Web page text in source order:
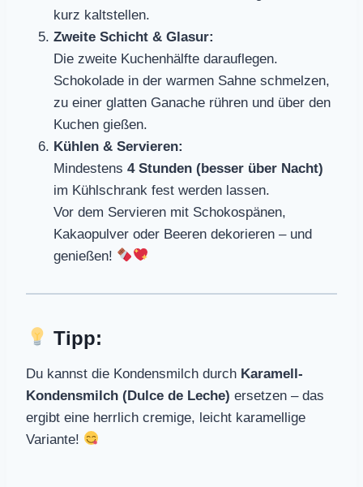
kurz kaltstellen.
Zweite Schicht & Glasur:
Die zweite Kuchenhälfte darauflegen.
Schokolade in der warmen Sahne schmelzen,
zu einer glatten Ganache rühren und über den
Kuchen gießen.
Kühlen & Servieren:
Mindestens 4 Stunden (besser über Nacht)
im Kühlschrank fest werden lassen.
Vor dem Servieren mit Schokospänen,
Kakaopulver oder Beeren dekorieren – und
genießen!
Tipp:
Du kannst die Kondensmilch durch Karamell-
Kondensmilch (Dulce de Leche) ersetzen – das
ergibt eine herrlich cremige, leicht karamellige
Variante!